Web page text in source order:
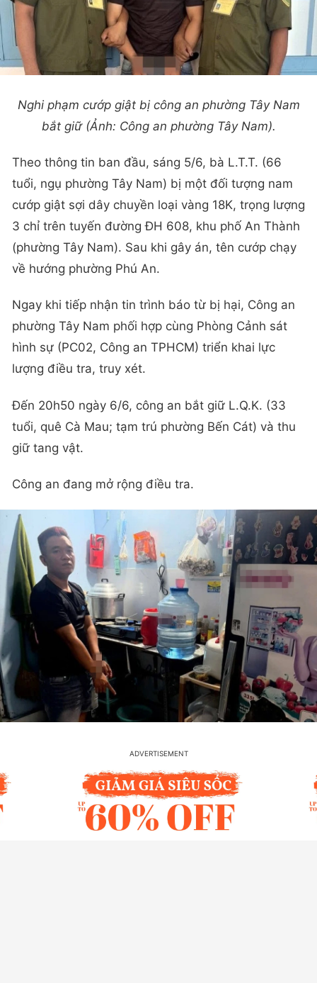
Nghi phạm cướp giật bị công an phường Tây Nam
bắt giữ (Ảnh: Công an phường Tây Nam).
Theo thông tin ban đầu, sáng 5/6, bà L.T.T. (66
tuổi, ngụ phường Tây Nam) bị một đối tượng nam
cướp giật sợi dây chuyền loại vàng 18K, trọng lượng
3 chỉ trên tuyến đường ĐH 608, khu phố An Thành
(phường Tây Nam). Sau khi gây án, tên cướp chạy
về hướng phường Phú An.
Ngay khi tiếp nhận tin trình báo từ bị hại, Công an
phường Tây Nam phối hợp cùng Phòng Cảnh sát
hình sự (PC02, Công an TPHCM) triển khai lực
lượng điều tra, truy xét.
Đến 20h50 ngày 6/6, công an bắt giữ L.Q.K. (33
tuổi, quê Cà Mau; tạm trú phường Bến Cát) và thu
giữ tang vật.
Công an đang mở rộng điều tra.